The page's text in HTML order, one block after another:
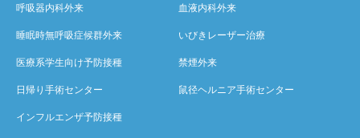
呼吸器内科外来 血液内科外来
睡眠時無呼吸症候群外来 いびきレーザー治療
医療系学生向け予防接種 禁煙外来
日帰り手術センター 鼠径ヘルニア手術センター
インフルエンザ予防接種